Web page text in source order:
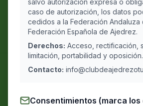
salvo autorización expresa o
caso de autorización, los datos
cedidos a la Federación
Federación Española de Ajedrez.
Derechos: Acceso, rectificación,
limitación, portabilidad y oposición.
Contacto:
Consentimientos (marca